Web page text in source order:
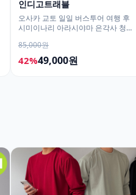
인디고트래블
오사카 교토 일일 버스투어 여행 후
시미이나리 아라시야마 은각사 청수
85,000원
42%49,000원